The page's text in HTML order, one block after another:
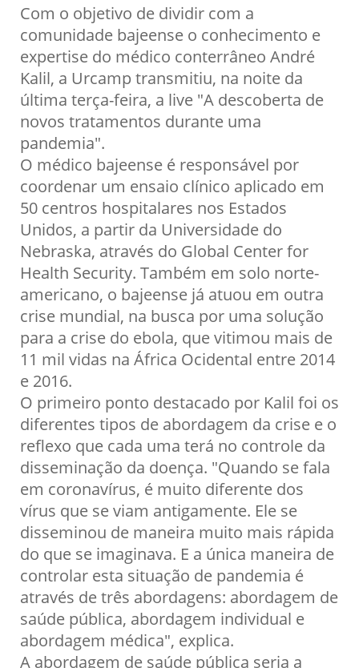
Com o objetivo de dividir com a
comunidade bajeense o conhecimento e
expertise do médico conterrâneo André
Kalil, a Urcamp transmitiu, na noite da
última terça-feira, a live "A descoberta de
novos tratamentos durante uma
pandemia".
O médico bajeense é responsável por
coordenar um ensaio clínico aplicado em
50 centros hospitalares nos Estados
Unidos, a partir da Universidade do
Nebraska, através do Global Center for
Health Security. Também em solo norte-
americano, o bajeense já atuou em outra
crise mundial, na busca por uma solução
para a crise do ebola, que vitimou mais de
11 mil vidas na África Ocidental entre 2014
e 2016.
O primeiro ponto destacado por Kalil foi os
diferentes tipos de abordagem da crise e o
reflexo que cada uma terá no controle da
disseminação da doença. "Quando se fala
em coronavírus, é muito diferente dos
vírus que se viam antigamente. Ele se
disseminou de maneira muito mais rápida
do que se imaginava. E a única maneira de
controlar esta situação de pandemia é
através de três abordagens: abordagem de
saúde pública, abordagem individual e
abordagem médica", explica.
A abordagem de saúde pública seria a